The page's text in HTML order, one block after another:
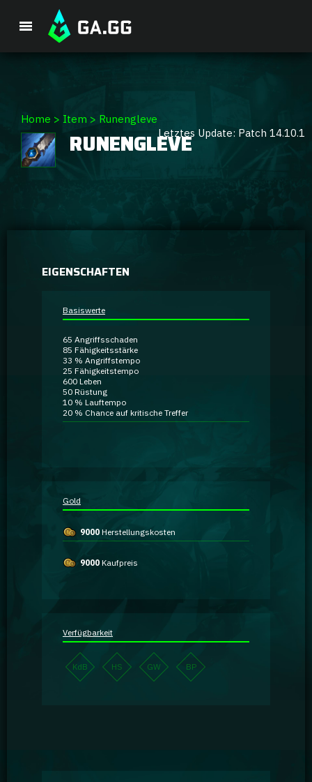
Spieler-Analyse
GA Coachie Chat
Home > Item > Runengleve
Letztes Update: Patch 14.10.1
RUNENGLEVE
EIGENSCHAFTEN
Basiswerte
65 Angriffsschaden
85 Fähigkeitsstärke
33 % Angriffstempo
25 Fähigkeitstempo
600 Leben
50 Rüstung
10 % Lauftempo
20 % Chance auf kritische Treffer
Gold
9000 Herstellungskosten
9000 Kaufpreis
Verfügbarkeit
KdB HS GW BP